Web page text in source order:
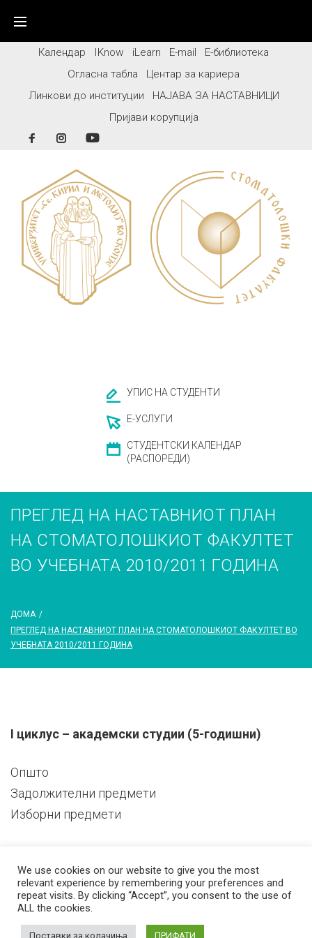
contentКалендар IKnow iLearn E-mail
Е-библиотека
Огласна табла
Центар за кариера
Линкови до институции
НАЈАВА ЗА НАСТАВНИЦИ
Пријави корупција
FacebookInstagram
УПИС НА СТУДЕНТИ
Е-УСЛУГИ
СТУДЕНТСКИ КАЛЕНДАР
(РАСПОРЕДИ)
ПРЕГЛЕД НА НАСТАВНИОТ ПЛАН
НА СТОМАТОЛОШКИОТ ФАКУЛТЕТ
ВО УЧЕБНАТА 2010/2011 ГОДИНА
ДОМА /
ПРЕГЛЕД НА НАСТАВНИОТ ПЛАН НА СТОМАТОЛОШКИОТ ФАКУЛТЕТ ВО
УЧЕБНАТА 2010/2011 ГОДИНА
Преглед
на
наставниот
на
Стоматолошкиот
I циклус – академски студии (5-годишни)
Општо
Задолжителни предмети
Изборни предмети
© 2026 Стоматолошки факултет – Скопје Универзитет ,,Св. Кирил и
Методиј'' во Скопје
Developed by
We use cookies on our website to give you the most
relevant experience by remembering your preferences and
repeat visits. By clicking “Accept”, you consent to the use of
ALL the cookies.
Поставки за колачиња ПРИФАТИ